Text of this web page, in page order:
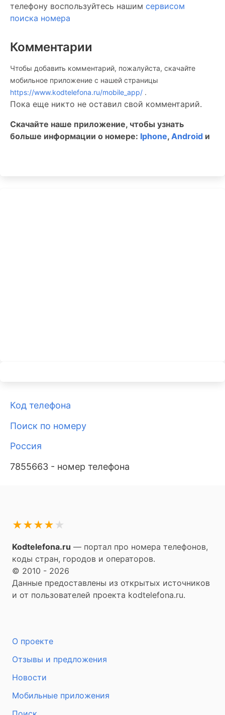
телефону воспользуйтесь нашим сервисом
поиска номера
Комментарии
Чтобы добавить комментарий, пожалуйста, скачайте
мобильное приложение c нашей страницы
https://www.kodtelefona.ru/mobile_app/ .
Пока еще никто не оставил свой комментарий.
Скачайте наше приложение, чтобы узнать
больше информации о номере: Iphone, Android и
Код телефона
Поиск по номеру
Россия
7855663 - номер телефона
★
★
★
★
★
Kodtelefona.ru — портал про номера телефонов,
коды стран, городов и операторов.
© 2010 - 2026
Данные предоставлены из открытых источников
и от пользователей проекта kodtelefona.ru.
О проекте
Отзывы и предложения
Новости
Мобильные приложения